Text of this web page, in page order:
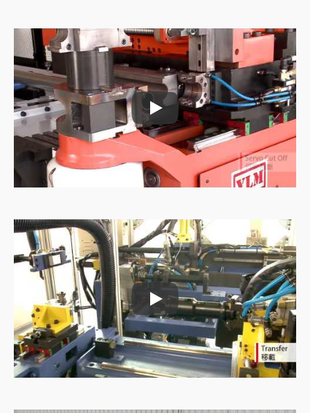
آلة تغذية الأنابيب
آلة تغذية الأنابيب